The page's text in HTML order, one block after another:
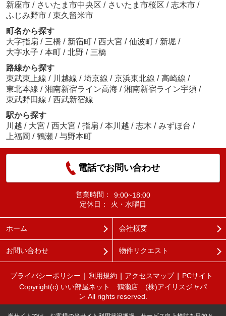
新座市 / さいたま市中央区 / さいたま市桜区 / 志木市 /
ふじみ野市 / 東久留米市
町名から探す
大字指扇 / 三橋 / 新宿町 / 西大宮 / 仙波町 / 新堀 /
大字水子 / 本町 / 北野 / 三橋
路線から探す
東武東上線 / 川越線 / 埼京線 / 京浜東北線 / 高崎線 /
東北本線 / 湘南新宿ライン高海 / 湘南新宿ライン宇須 /
東武野田線 / 西武新宿線
駅から探す
川越 / 大宮 / 西大宮 / 指扇 / 本川越 / 志木 / みずほ台 /
上福岡 / 鶴瀬 / 与野本町
電話でお問い合わせ
営業時間：
9:00~18:00
定休日：
火・水曜日
ホーム 会社概要
お問い合わせ 物件リクエスト
プライバシーポリシー 利用規約 アクセスマップ
PCサイト
Copyright(c) いい部屋ネット 鶴瀬店 (株)アイリスジャパ
ン All rights reserved.